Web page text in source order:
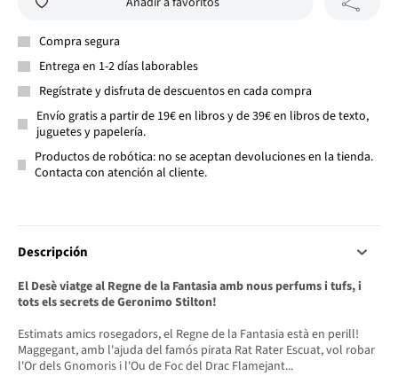
Compra segura
Entrega en 1-2 días laborables
Regístrate y disfruta de descuentos en cada compra
Envío gratis a partir de 19€ en libros y de 39€ en libros de texto,
juguetes y papelería.
Productos de robótica: no se aceptan devoluciones en la tienda.
Contacta con atención al cliente.
Descripción
El Desè viatge al Regne de la Fantasia amb nous perfums i tufs, i
tots els secrets de Geronimo Stilton!
Estimats amics rosegadors, el Regne de la Fantasia està en perill!
Maggegant, amb l'ajuda del famós pirata Rat Rater Escuat, vol robar
l'Or dels Gnomoris i l'Ou de Foc del Drac Flamejant...